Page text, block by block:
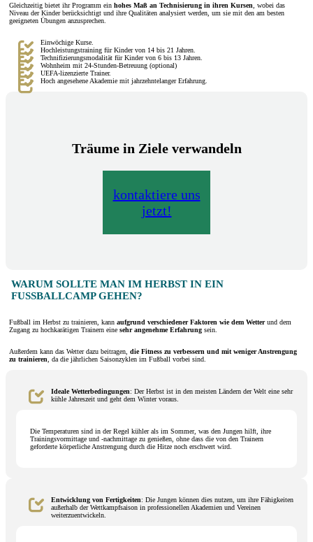
Gleichzeitig bietet ihr Programm ein hohes Maß an Technisierung in ihren Kursen , wobei das
Niveau der Kinder berücksichtigt und ihre Qualitäten analysiert werden, um sie mit den am besten
geeigneten Übungen anzusprechen.
Einwöchige Kurse.
Hochleistungstraining für Kinder von 14 bis 21 Jahren.
Technifizierungsmodalität für Kinder von 6 bis 13 Jahren.
Wohnheim mit 24-Stunden-Betreuung (optional)
UEFA-lizenzierte Trainer.
Hoch angesehene Akademie mit jahrzehntelanger Erfahrung.
Träume in Ziele verwandeln
kontaktiere uns
jetzt!
WARUM SOLLTE MAN IM HERBST IN EIN
FUSSBALLCAMP GEHEN?
Fußball im Herbst zu trainieren, kann aufgrund verschiedener Faktoren wie dem Wetterund dem
Zugang zu hochkarätigen Trainern eine sehr angenehme Erfahrung sein.
Außerdem kann das Wetter dazu beitragen, die Fitness zu verbessern und mit weniger Anstrengung
zu trainieren , da die jährlichen Saisonzyklen im Fußball vorbei sind.
Ideale Wetterbedingungen: Der Herbst ist in den meisten Ländern der Welt eine sehr
kühle Jahreszeit und geht dem Winter voraus.
Die Temperaturen sind in der Regel kühler als im Sommer, was den Jungen hilft, ihre
Trainingsvormittage und -nachmittage zu genießen, ohne dass die von den Trainern
geforderte körperliche Anstrengung durch die Hitze noch erschwert wird.
Entwicklung von Fertigkeiten: Die Jungen können dies nutzen, um ihre Fähigkeiten
außerhalb der Wettkampfsaison in professionellen Akademien und Vereinen
weiterzuentwickeln.